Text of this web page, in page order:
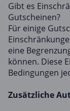
Gibt es
Gutscheinen?
Für einige
eine
können. Diese
Bedingungen
Zusätzliche